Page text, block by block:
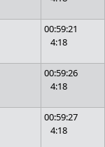
00:59:21
4:18
00:59:26
4:18
00:59:27
4:18